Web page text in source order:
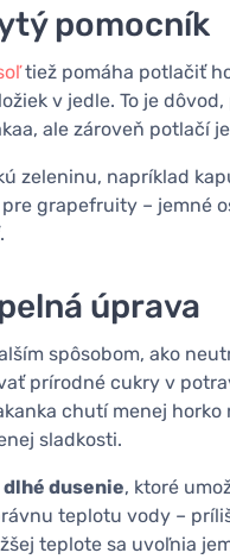
pomocník
tiež pomáha potlačiť
v jedle. To je
ale zároveň potlačí
zeleninu, napríklad
grapefruity – jemné
úprava
spôsobom, ako
prírodné cukry v
chutí menej
sladkosti.
dlhé dusenie, ktoré
teplotu vody –
teplote sa uvoľnia